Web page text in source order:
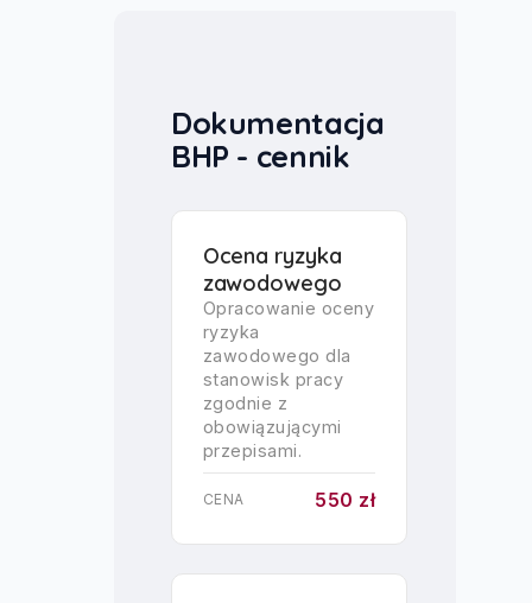
Dokumentacja
BHP - cennik
Ocena ryzyka
zawodowego
Opracowanie oceny
ryzyka
zawodowego dla
stanowisk pracy
zgodnie z
obowiązującymi
przepisami.
CENA 550 zł